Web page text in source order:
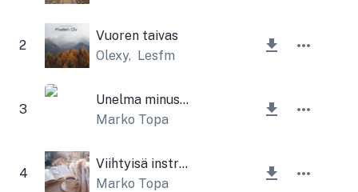
2
Vuoren taivas
Olexy, Lesfm
3
Unelma minusta
Marko Topa
4
Viihtyisä instrumentaalipäivä
Marko Topa